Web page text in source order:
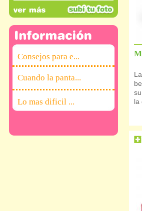
Consejos para e...
Cuando la panta...
Lo mas dificil ...
la